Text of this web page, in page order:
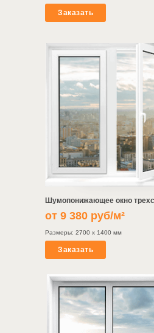
Шумопонижающее окно
Заказать
от 9 380 руб/м²
Размеры: 2700 х 1400 мм
Заказать